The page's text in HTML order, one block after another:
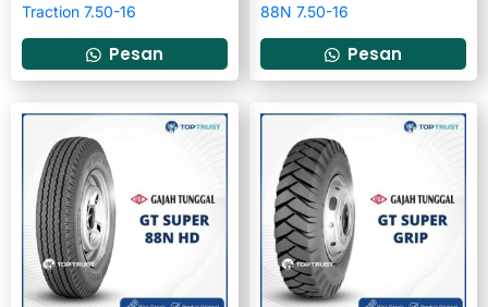
Traction 7.50-16
Pesan
88N 7.50-16
Pesan